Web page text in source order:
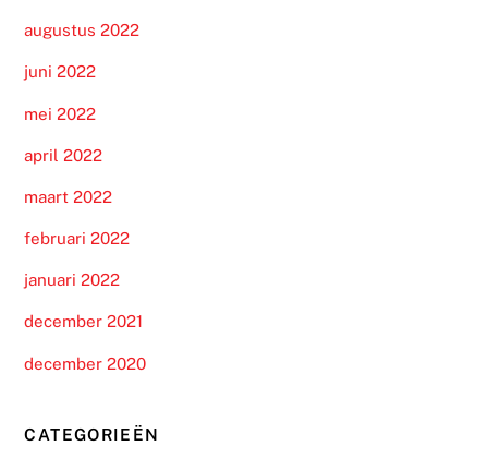
augustus 2022
juni 2022
mei 2022
april 2022
maart 2022
februari 2022
januari 2022
december 2021
december 2020
CATEGORIEËN